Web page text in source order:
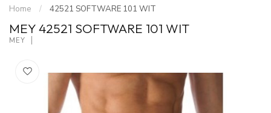
Home / 42521 SOFTWARE 101 WIT
MEY 42521 SOFTWARE 101 WIT
MEY